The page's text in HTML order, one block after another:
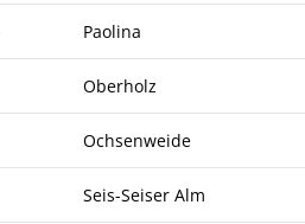
Paolina
Oberholz
Ochsenweide
Seis-Seiser Alm